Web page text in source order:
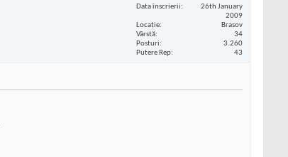
Data înscrierii
26th January
2009
Locaţie
Brasov
Vârstă
34
Posturi
3.260
Putere Rep
43